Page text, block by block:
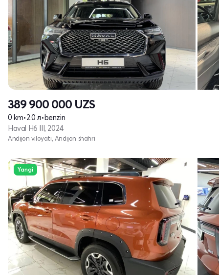
389 900 000 UZS
0 km•2.0 л•benzin
Haval H6 III, 2024
Andijon viloyati, Andijon shahri
Yangi